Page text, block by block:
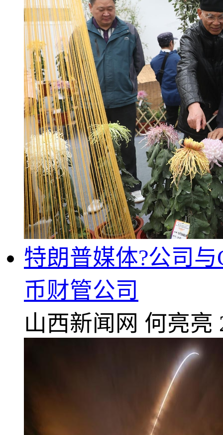
特朗普媒体?公司
币财管公司
山西新闻网 何亮亮